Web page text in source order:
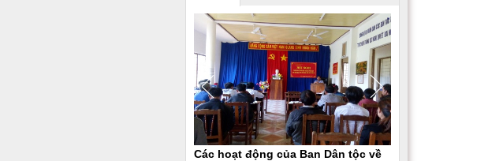
Các hoạt động của Ban Dân tộc về